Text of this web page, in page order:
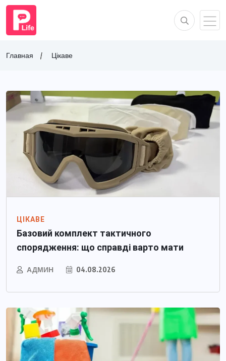
Главная Цікаве
ЦІКАВЕ
Базовий комплект тактичного
спорядження: що справді варто мати
АДМИН 04.08.2026